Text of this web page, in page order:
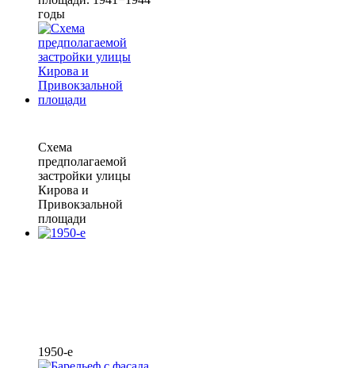
годы
Схема
предполагаемой
застройки улицы
Кирова и
Привокзальной
площади
1950-е